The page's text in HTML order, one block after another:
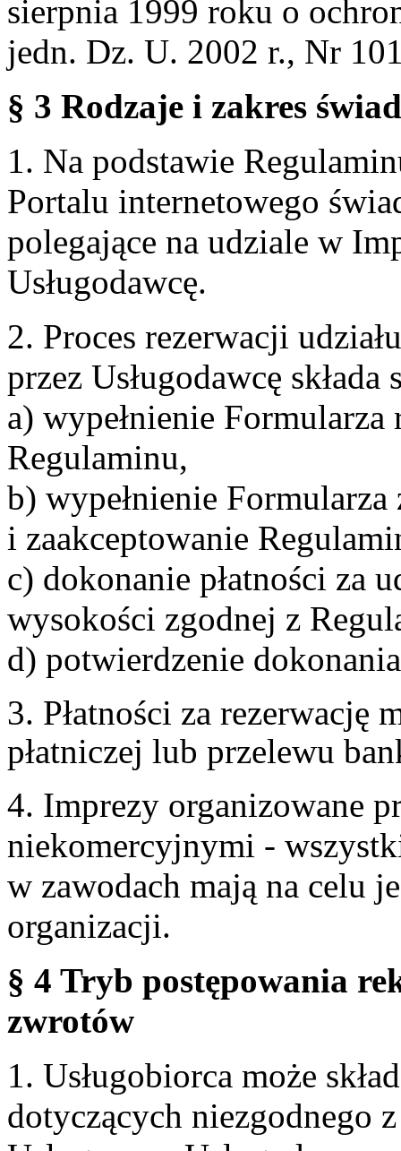
sierpnia 1999 roku o
jedn. Dz. U. 2002 r., Nr
§ 3 Rodzaje i zakres
1. Na podstawie
Portalu internetowego
polegające na udziale w
Usługodawcę.
2. Proces rezerwacji
przez Usługodawcę
a) wypełnienie
Regulaminu,
b) wypełnienie Formularza
i zaakceptowanie
c) dokonanie płatności za
wysokości zgodnej z
d) potwierdzenie
3. Płatności za rezerwację
płatniczej lub przelewu
4. Imprezy organizowane
niekomercyjnymi -
w zawodach mają na celu
organizacji.
§ 4 Tryb postępowania
zwrotów
1. Usługobiorca może
dotyczących niezgodnego